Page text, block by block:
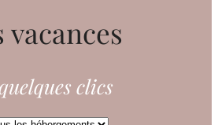
vacances
clics